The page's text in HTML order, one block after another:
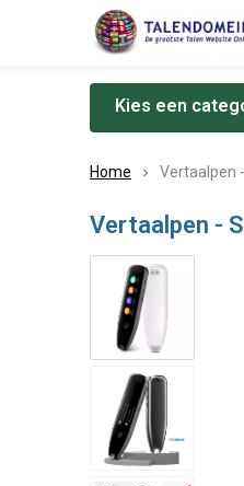
Kies een
Home Vertaalpen
Vertaalpen -